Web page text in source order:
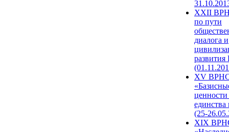
XXII
по пути
диалога и
развития
XV
единства
(25-
XIX